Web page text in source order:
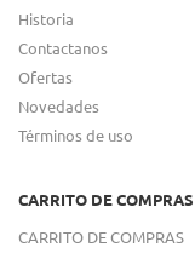
Historia
Contactanos
Ofertas
Novedades
Términos de uso
CARRITO DE COMPRAS
CARRITO DE COMPRAS